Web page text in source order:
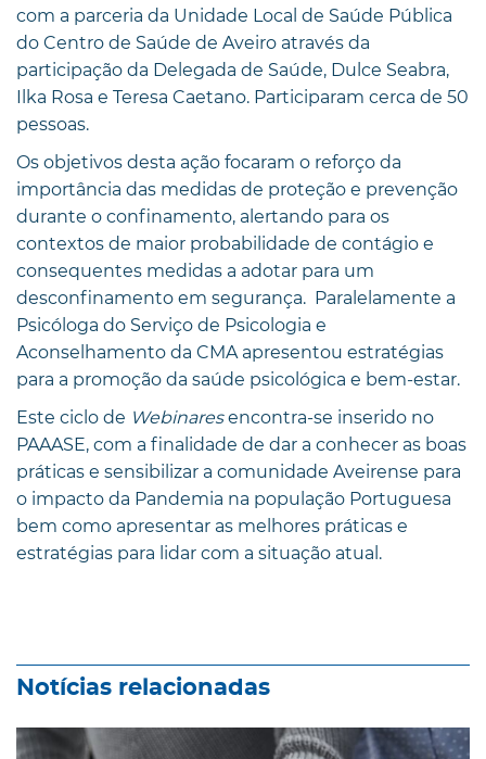
com a parceria da Unidade Local de Saúde Pública
do Centro de Saúde de Aveiro através da
participação da Delegada de Saúde, Dulce Seabra,
Ilka Rosa e Teresa Caetano. Participaram cerca de 50
pessoas.
Os objetivos desta ação focaram o reforço da
importância das medidas de proteção e prevenção
durante o confinamento, alertando para os
contextos de maior probabilidade de contágio e
consequentes medidas a adotar para um
desconfinamento em segurança. Paralelamente a
Psicóloga do Serviço de Psicologia e
Aconselhamento da CMA apresentou estratégias
para a promoção da saúde psicológica e bem-estar.
Este ciclo de Webinaresencontra-se inserido no
PAAASE, com a finalidade de dar a conhecer as boas
práticas e sensibilizar a comunidade Aveirense para
o impacto da Pandemia na população Portuguesa
bem como apresentar as melhores práticas e
estratégias para lidar com a situação atual.
Notícias relacionadas